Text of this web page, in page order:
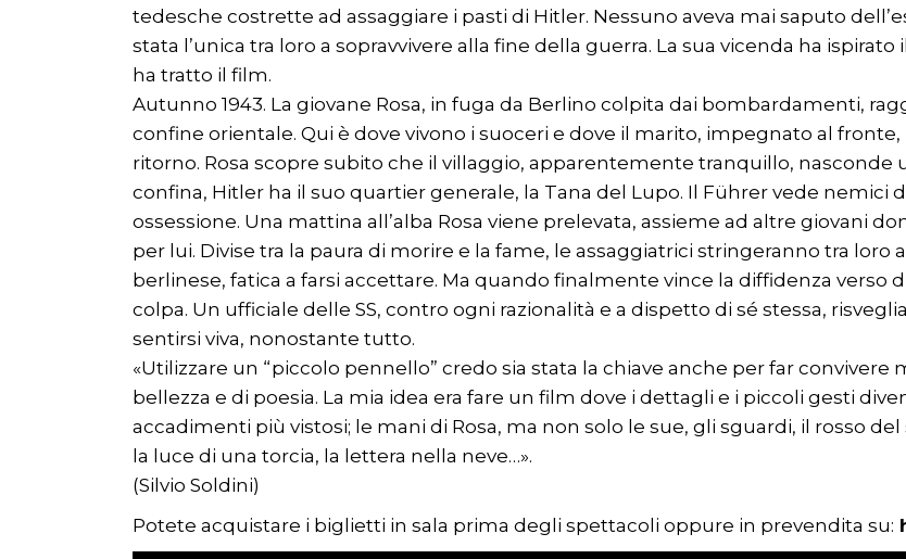
tedesche costrette ad assaggiare i pasti di Hitler. Nessuno aveva mai saputo
stata l’unica tra loro a sopravvivere alla fine della guerra. La sua vicenda ha
ha tratto il film.
Autunno 1943. La giovane Rosa, in fuga da Berlino colpita dai bombardamenti,
confine orientale. Qui è dove vivono i suoceri e dove il marito, impegnato al
ritorno. Rosa scopre subito che il villaggio, apparentemente tranquillo, nasconde
confina, Hitler ha il suo quartier generale, la Tana del Lupo. Il Führer vede nemici
ossessione. Una mattina all’alba Rosa viene prelevata, assieme ad altre giovani
per lui. Divise tra la paura di morire e la fame, le assaggiatrici stringeranno tra loro
berlinese, fatica a farsi accettare. Ma quando finalmente vince la diffidenza verso
colpa. Un ufficiale delle SS, contro ogni razionalità e a dispetto di sé stessa,
sentirsi viva, nonostante tutto.
«Utilizzare un “piccolo pennello” credo sia stata la chiave anche per far
bellezza e di poesia. La mia idea era fare un film dove i dettagli e i piccoli gesti
accadimenti più vistosi; le mani di Rosa, ma non solo le sue, gli sguardi, il rosso
la luce di una torcia, la lettera nella neve…».
(Silvio Soldini)
Potete acquistare i biglietti in sala prima degli spettacoli oppure in prevendita su: